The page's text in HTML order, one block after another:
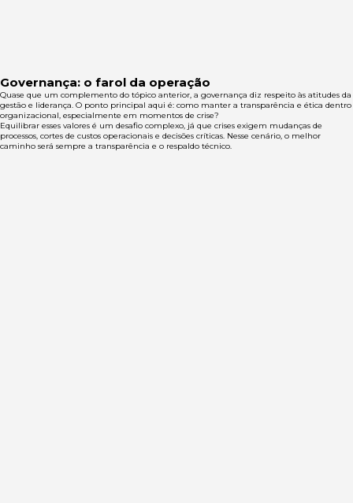
Governança: o farol da operação
Quase que um complemento do tópico anterior, a governança diz respeito às atitudes da
gestão e liderança. O ponto principal aqui é: como manter a transparência e ética dentro
organizacional, especialmente em momentos de crise?
Equilibrar esses valores é um desafio complexo, já que crises exigem mudanças de
processos, cortes de custos operacionais e decisões críticas. Nesse cenário, o melhor
caminho será sempre a transparência e o respaldo técnico.